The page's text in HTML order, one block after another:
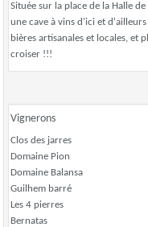
Située sur la place de la Halle
une cave à vins d'ici et
bières artisanales et locales, et
croiser !!!
Vignerons
Clos des jarres
Domaine Pion
Domaine Balansa
Guilhem barré
Les 4 pierres
Bernatas